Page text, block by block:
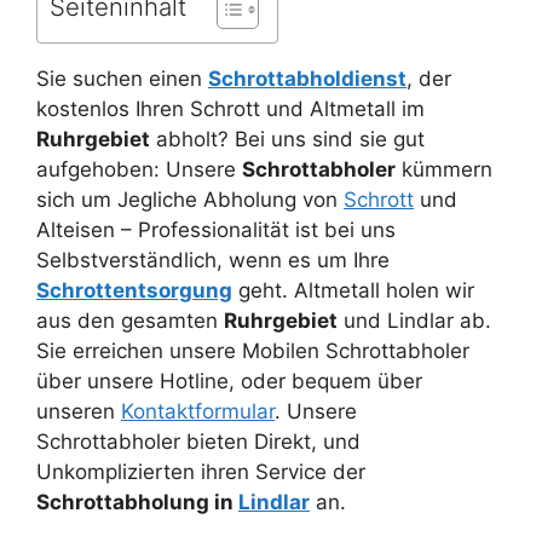
Seiteninhalt
Sie suchen einen Schrottabholdienst, der
kostenlos Ihren Schrott und Altmetall im
Ruhrgebiet abholt? Bei uns sind sie gut
aufgehoben: Unsere Schrottabholer kümmern
sich um Jegliche Abholung von Schrott und
Alteisen – Professionalität ist bei uns
Selbstverständlich, wenn es um Ihre
Schrottentsorgung geht. Altmetall holen wir
aus den gesamten Ruhrgebiet und Lindlar ab.
Sie erreichen unsere Mobilen Schrottabholer
über unsere Hotline, oder bequem über
unseren Kontaktformular. Unsere
Schrottabholer bieten Direkt, und
Unkomplizierten ihren Service der
Schrottabholung in Lindlar an.